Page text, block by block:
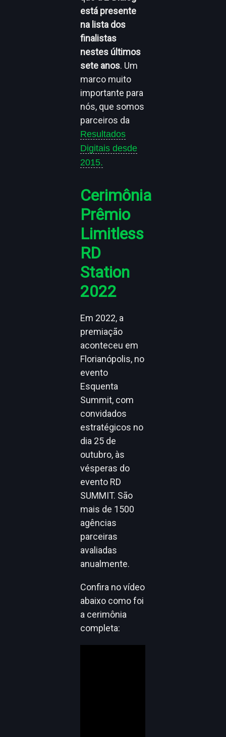
está presente
na lista dos
finalistas
nestes últimos
sete anos. Um
marco muito
importante para
nós, que somos
parceiros da
Resultados
Digitais desde
2015.
Cerimônia
Prêmio
Limitless
RD
Station
2022
Em 2022, a
premiação
aconteceu em
Florianópolis, no
evento
Esquenta
Summit, com
convidados
estratégicos no
dia 25 de
outubro, às
vésperas do
evento RD
SUMMIT. São
mais de 1500
agências
parceiras
avaliadas
anualmente.
Confira no vídeo
abaixo como foi
a cerimônia
completa: